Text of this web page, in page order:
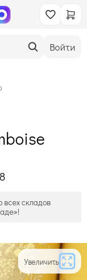
Войти
складов
Увеличить